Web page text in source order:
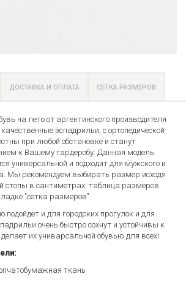
ДОСТАВКА И ОПЛАТА СЕТКА РАЗМЕРОВ
на лето от аргентинского производителя
эспадрильи, с ортопедической
при любой обстановке и станут
к Вашему гардеробу. Данная модель
универсальной и подходит для мужского и
Мы рекомендуем выбирать размер исходя
стопы в сантиметрах: таблица размеров
"сетка размеров".
подойдет и для городских прогулок и для
очень быстро сохнут и устойчивы к
их униварсальной обувью для всех!
ткань